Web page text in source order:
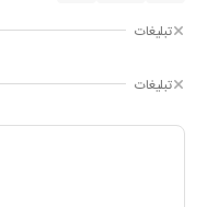
تبلیغات
تبلیغات